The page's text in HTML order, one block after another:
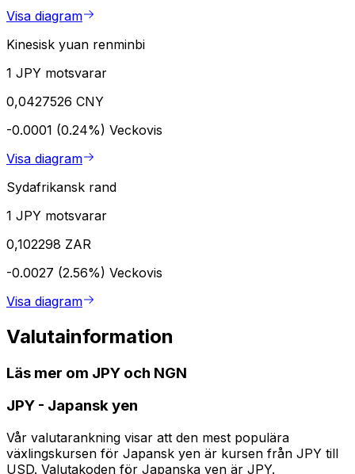
Visa diagram
Kinesisk yuan renminbi
1 JPY motsvarar
0,0427526 CNY
-0.0001 (0.24%) Veckovis
Visa diagram
Sydafrikansk rand
1 JPY motsvarar
0,102298 ZAR
-0.0027 (2.56%) Veckovis
Visa diagram
Valutainformation
Läs mer om JPY och NGN
JPY - Japansk yen
Vår valutarankning visar att den mest populära
växlingskursen för Japansk yen är kursen från JPY till
USD. Valutakoden för Japanska yen är JPY.